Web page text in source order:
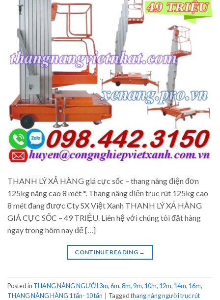
THANH LÝ XẢ HÀNG giá cực sốc – thang nâng điện đơn
125kg nâng cao 8 mét *. Thang nâng điện trục rút 125kg cao
8 mét đang được Cty SX Việt Xanh THANH LÝ XẢ HÀNG
GIÁ CỰC SỐC – 49 TRIỆU. Liên hệ với chúng tôi đặt hàng
ngay trong hôm nay để […]
CONTINUE READING →
Posted in THANG NÂNG NGƯỜI 3m, 6m, 8m, 9m, 10m, 12m, 14m, 16m,
THANG NÂNG HÀNG 1 tấn- 10 tấn
Taggedthang nâng người trục rút